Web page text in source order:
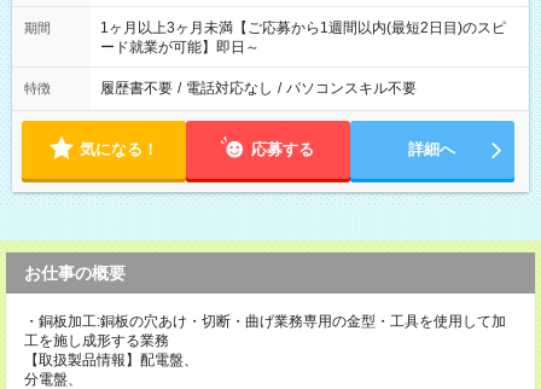
期間
1ヶ月以上3ヶ月未満【ご応募から1週間以内(最短2日目)のスピ
ード就業が可能】即日～
特徴 履歴書不要 / 電話対応なし / パソコンスキル不要
気になる！ 応募する 詳細へ
お仕事の概要
・銅板加工:銅板の穴あけ・切断・曲げ業務専用の金型・工具を使用して加
工を施し成形する業務
【取扱製品情報】配電盤、
分電盤、